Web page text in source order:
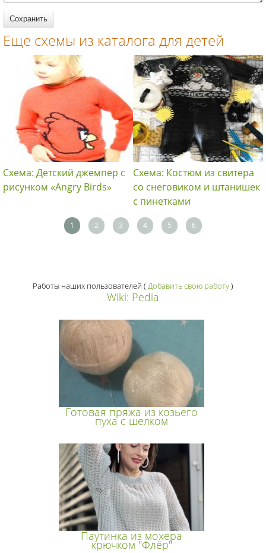
Еще схемы из каталога для детей
Схема: Детский джемпер с
рисунком «Angry Birds»
Схема: Костюм из свитера
со снеговиком и штанишек
с пинетками
1 2 3 4 5 6
Работы наших пользователей ( Добавить свою работу)
Wiki: Pedia
Готовая пряжа из козьего
пуха с шелком
Паутинка из мохера
крючком "Флёр"